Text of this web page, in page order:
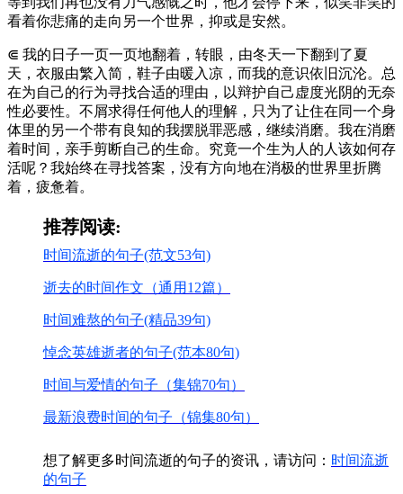
看着你悲痛的走向另一个世界，抑或是安然。
⋐ 我的日子一页一页地翻着，转眼，由冬天一下翻到了夏
天，衣服由繁入简，鞋子由暖入凉，而我的意识依旧沉沦。总
在为自己的行为寻找合适的理由，以辩护自己虚度光阴的无奈
性必要性。不屑求得任何他人的理解，只为了让住在同一个身
体里的另一个带有良知的我摆脱罪恶感，继续消磨。我在消磨
着时间，亲手剪断自己的生命。究竟一个生为人的人该如何存
活呢？我始终在寻找答案，没有方向地在消极的世界里折腾
着，疲惫着。
推荐阅读:
时间流逝的句子(范文53句)
逝去的时间作文（通用12篇）
时间难熬的句子(精品39句)
悼念英雄逝者的句子(范本80句)
时间与爱情的句子（集锦70句）
最新浪费时间的句子（锦集80句）
想了解更多时间流逝的句子的资讯，请访问： 时间流逝
的句子